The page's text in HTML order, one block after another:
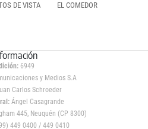
DE VISTA EL COMEDOR
6949
y Medios S.A
Carlos Schroeder
Ángel Casagrande
445, Neuquén (CP 8300)
449 0400 / 449 0410